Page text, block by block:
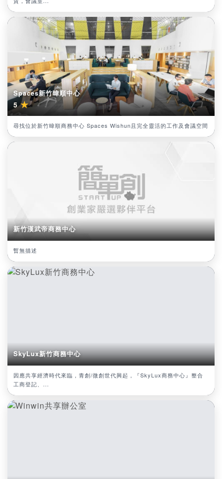
Spaces新竹暐順中心
5★
尋找位於新竹暐順商務中心 Spaces Wishun且完全靈活的工作及會議空間
新竹漢武帝商務中心
暫無描述
SkyLux新竹商務中心
因應共享經濟時代來臨，青創/微創世代興起，『SkyLux商務中心』整合
工商登記、...